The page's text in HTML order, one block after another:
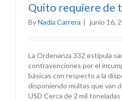
Quito requiere de
ByNadia Carrera | junio 16,
La Ordenanza 332 estipula
contravenciones por el
básicas con respecto a la
disponiendo multas que van
USD Cerca de 2 mil